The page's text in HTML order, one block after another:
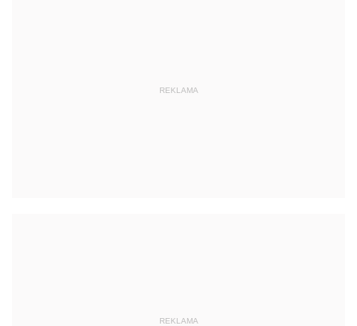
REKLAMA
REKLAMA